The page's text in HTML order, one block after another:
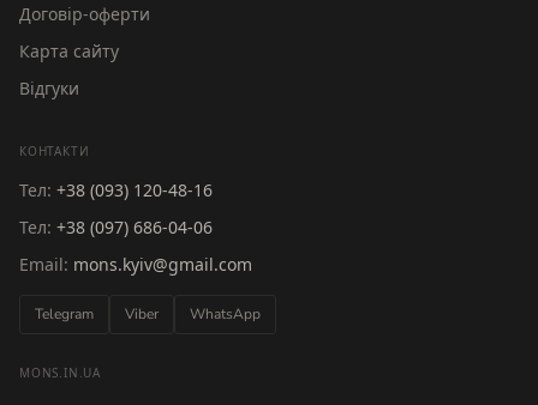
Договір-оферти
Карта сайту
Відгуки
КОНТАКТИ
Тел: +38 (093) 120-48-16
Тел: +38 (097) 686-04-06
Email: mons.kyiv@gmail.com
Telegram Viber WhatsApp
MONS.IN.UA